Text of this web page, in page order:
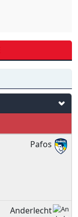
Pafos
Anderlecht